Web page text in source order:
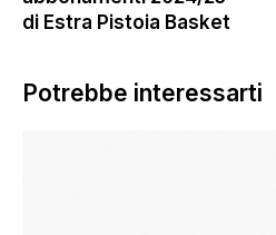
di Estra Pistoia Basket
Potrebbe interessarti